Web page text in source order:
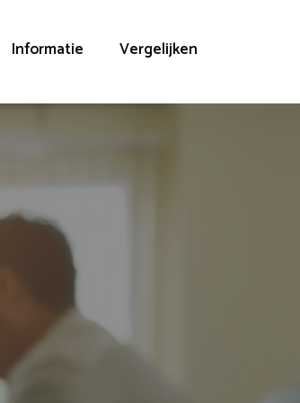
Informatie Vergelijken